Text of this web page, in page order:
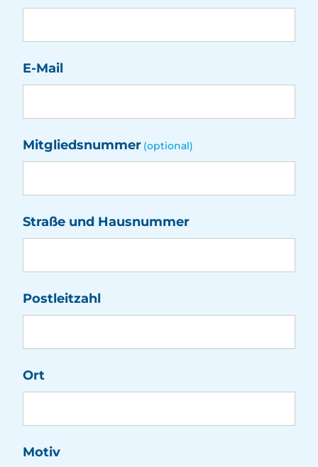
E-Mail
Mitgliedsnummer (optional)
Straße und Hausnummer
Postleitzahl
Ort
Motiv